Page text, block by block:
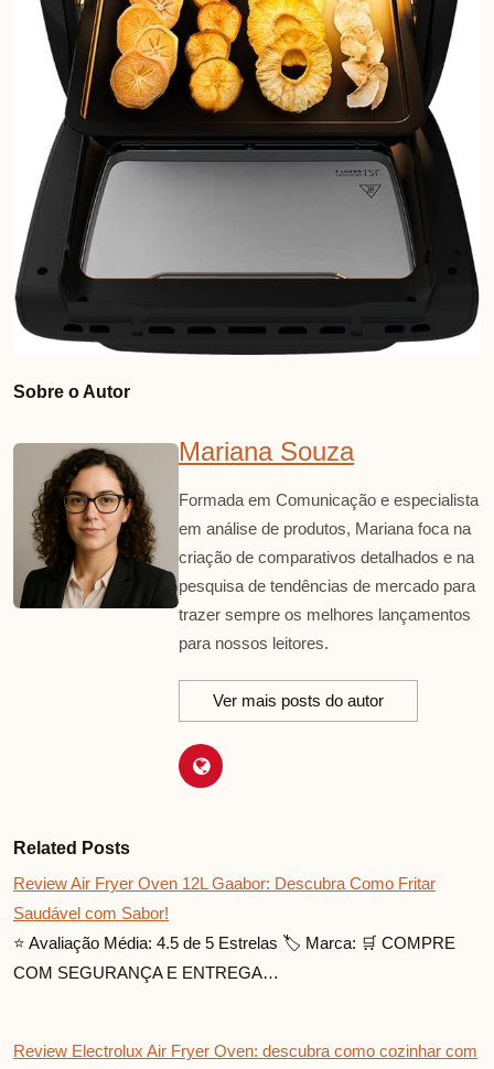
Sobre o Autor
Mariana Souza
Formada em Comunicação e especialista
em análise de produtos, Mariana foca na
criação de comparativos detalhados e na
pesquisa de tendências de mercado para
trazer sempre os melhores lançamentos
para nossos leitores.
Ver mais posts do autor
Related Posts
Review Air Fryer Oven 12L Gaabor: Descubra Como Fritar
Saudável com Sabor!
⭐ Avaliação Média: 4.5 de 5 Estrelas 🏷️ Marca: 🛒 COMPRE
COM SEGURANÇA E ENTREGA…
Review Electrolux Air Fryer Oven: descubra como cozinhar com